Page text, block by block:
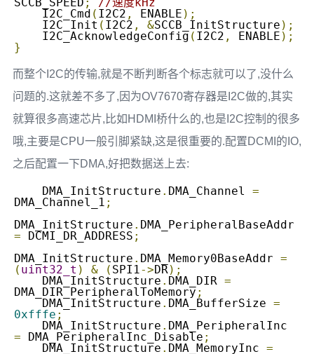
    I2C_Cmd
( I2C2 , ENABLE );
    I2C_Init
( I2C2 , &SCCB_InitStructure );
    I2C_AcknowledgeConfig
( I2C2 , ENABLE );
}
而整个I2C的传输,就是不断判断各个标志就可以了,没什么
问题的.这就差不多了,因为OV7670寄存器是I2C做的,其实
就算很多高速芯片,比如HDMI桥什么的,也是I2C控制的很多
哦,主要是CPU一般引脚紧缺,这是很重要的.配置DCMI的IO,
之后配置一下DMA,好把数据送上去:
    DMA_InitStructure
. DMA_Channel =
DMA_Channel_1 ;
DMA_InitStructure .
= DCMI_DR_ADDRESS ;
DMA_InitStructure . DMA_Memory0BaseAddr =
( uint32_t ) & ( SPI1 ->DR);
    DMA_InitStructure
. DMA_DIR =
DMA_DIR_PeripheralToMemory;
    DMA_InitStructure
. DMA_BufferSize =
0xfffe ;
    DMA_InitStructure
.
= DMA_PeripheralInc_Disable ;
    DMA_InitStructure
. DMA_MemoryInc =